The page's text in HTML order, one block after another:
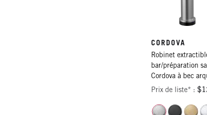
CORDOVA
Robinet
bar/préparation
Cordova à bec
Prix de liste* :